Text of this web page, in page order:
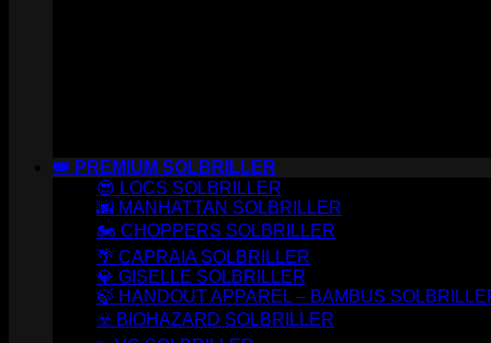
👑 PREMIUM SOLBRILLER
😎 LOCS SOLBRILLER
🌆 MANHATTAN SOLBRILLER
🏍️ CHOPPERS SOLBRILLER
🌴 CAPRAIA SOLBRILLER
💎 GISELLE SOLBRILLER
🍃 HANDOUT APPAREL – BAMBUS
☣️ BIOHAZARD SOLBRILLER